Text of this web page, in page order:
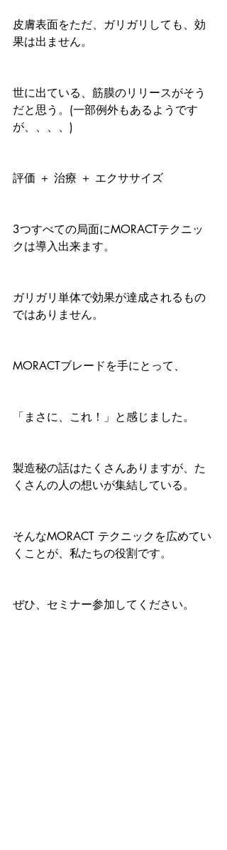
皮膚表面をただ、ガリガリしても、効
果は出ません。
世に出ている、筋膜のリリースがそう
だと思う。(一部例外もあるようです
が、、、、)
評価 ＋ 治療 ＋ エクササイズ
3つすべての局面にMORACTテクニッ
クは導入出来ます。
ガリガリ単体で効果が達成されるもの
ではありません。
MORACTブレードを手にとって、
「まさに、これ！」と感じました。
製造秘の話はたくさんありますが、た
くさんの人の想いが集結している。
そんなMORACT テクニックを広めてい
くことが、私たちの役割です。
ぜひ、セミナー参加してください。